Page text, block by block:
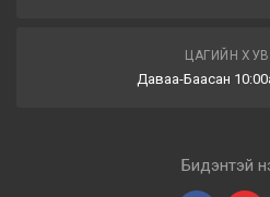
ЦАГИЙН
Даваа-Баасан
Бидэнтэй